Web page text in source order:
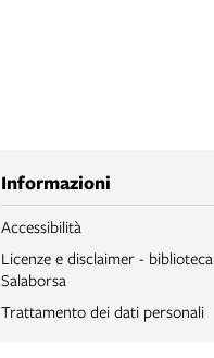
Informazioni
Accessibilità
Licenze e disclaimer - biblioteca
Salaborsa
Trattamento dei dati personali